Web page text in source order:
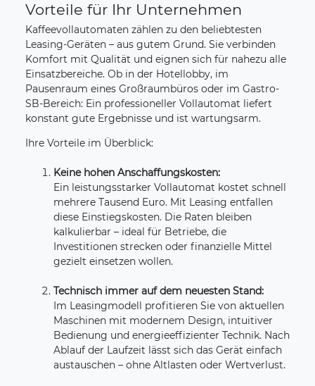
Vorteile für Ihr Unternehmen
Kaffeevollautomaten zählen zu den beliebtesten
Leasing-Geräten – aus gutem Grund. Sie verbinden
Komfort mit Qualität und eignen sich für nahezu alle
Einsatzbereiche. Ob in der Hotellobby, im
Pausenraum eines Großraumbüros oder im Gastro-
SB-Bereich: Ein professioneller Vollautomat liefert
konstant gute Ergebnisse und ist wartungsarm.
Ihre Vorteile im Überblick:
Keine hohen Anschaffungskosten:
Ein leistungsstarker Vollautomat kostet schnell
mehrere Tausend Euro. Mit Leasing entfallen
diese Einstiegskosten. Die Raten bleiben
kalkulierbar – ideal für Betriebe, die
Investitionen strecken oder finanzielle Mittel
gezielt einsetzen wollen.
Technisch immer auf dem neuesten Stand:
Im Leasingmodell profitieren Sie von aktuellen
Maschinen mit modernem Design, intuitiver
Bedienung und energieeffizienter Technik. Nach
Ablauf der Laufzeit lässt sich das Gerät einfach
austauschen – ohne Altlasten oder Wertverlust.